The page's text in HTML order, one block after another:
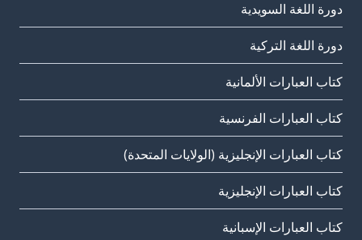
دورة اللغة السويدية
دورة اللغة التركية
كتاب العبارات الألمانية
كتاب العبارات الفرنسية
كتاب العبارات الإنجليزية (الولايات المتحدة)
كتاب العبارات الإنجليزية
كتاب العبارات الإسبانية